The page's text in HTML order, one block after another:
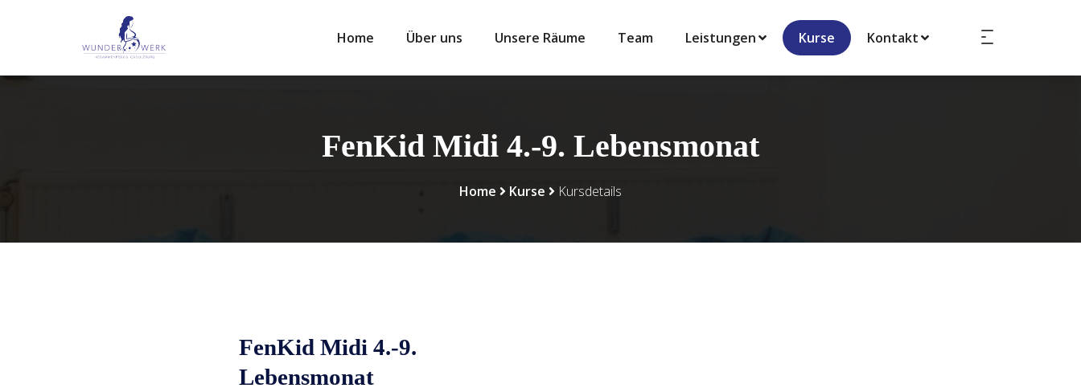
Home Über uns Unsere Räume Team Leistungen Kurse Kontakt
FenKid Midi 4.-9. Lebensmonat
Home Kurse Kursdetails
FenKid Midi 4.-9.
Lebensmonat